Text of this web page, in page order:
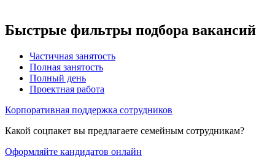
Быстрые фильтры подбора вакансий
Частичная занятость
Полная занятость
Полный день
Проектная работа
Корпоративная поддержка сотрудников
Какой соцпакет вы предлагаете семейным сотрудникам?
Оформляйте кандидатов онлайн